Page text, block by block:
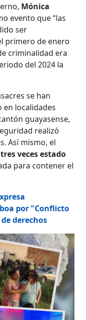
Mónica
evento que “las
ser
primero de enero
criminalidad era
del 2024 la
se han
localidades
guayasense,
realizó
Así mismo, el
tres veces estado
para contener el
por "Conflicto
derechos